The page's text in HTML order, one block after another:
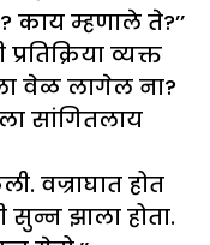
काय म्हणाले ते?’’
व्यक्त
वेळ लागेल ना?
सांगितलाय
वज्राघात होत
झाला होता.